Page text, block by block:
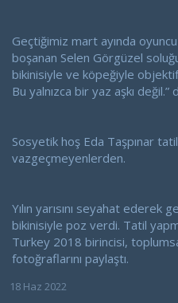
Geçtiğimiz mart ayında
boşanan Selen Görgüzel
bikinisiyle ve köpeğiyle
Bu yalnızca bir yaz aşkı değil.”
Sosyetik hoş Eda Taşpınar
vazgeçmeyenlerden.
Yılın yarısını seyahat ederek
bikinisiyle poz verdi. Tatil
Turkey 2018 birincisi,
fotoğraflarını paylaştı.
18 Haz 2022